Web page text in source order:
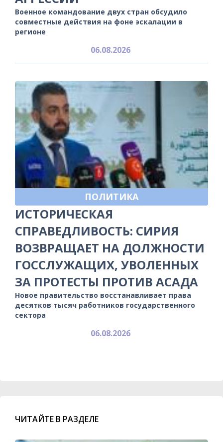
Военное командование двух стран обсудило
совместные действия на фоне эскалации в
регионе
06.08.2026
ПОЛИТИКА
ИСТОРИЧЕСКАЯ
СПРАВЕДЛИВОСТЬ: СИРИЯ
ВОЗВРАЩАЕТ НА ДОЛЖНОСТИ
ГОССЛУЖАЩИХ, УВОЛЕННЫХ
ЗА ПРОТЕСТЫ ПРОТИВ АСАДА
Новое правительство восстанавливает права
десятков тысяч работников государственного
сектора
06.08.2026
ЧИТАЙТЕ В РАЗДЕЛЕ